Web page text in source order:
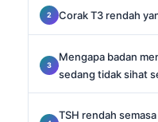
Corak T3 rendah
Mengapa badan
sedang tidak sihat
TSH rendah